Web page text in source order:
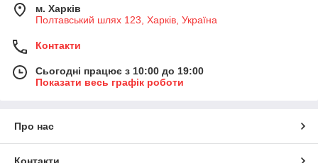
м. Харків
Полтавський шлях 123, Харків, Україна
Контакти
Сьогодні працює з 10:00 до 19:00
Показати весь графік роботи
Про нас